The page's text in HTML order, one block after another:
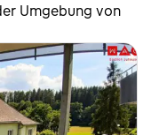
Umgebung von